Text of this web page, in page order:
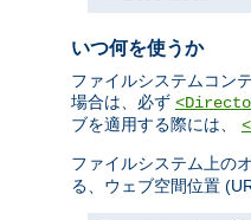
いつ何を使うか
ファイルシステムコン
場合は、必ず
ブを適用する際には、
ファイルシステム上の
る、ウェブ空間位置